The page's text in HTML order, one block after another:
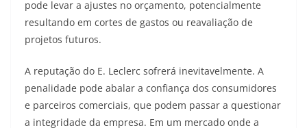
pode levar a ajustes no orçamento, potencialmente
resultando em cortes de gastos ou reavaliação de
projetos futuros.
A reputação do E. Leclerc sofrerá inevitavelmente. A
penalidade pode abalar a confiança dos consumidores
e parceiros comerciais, que podem passar a questionar
a integridade da empresa. Em um mercado onde a